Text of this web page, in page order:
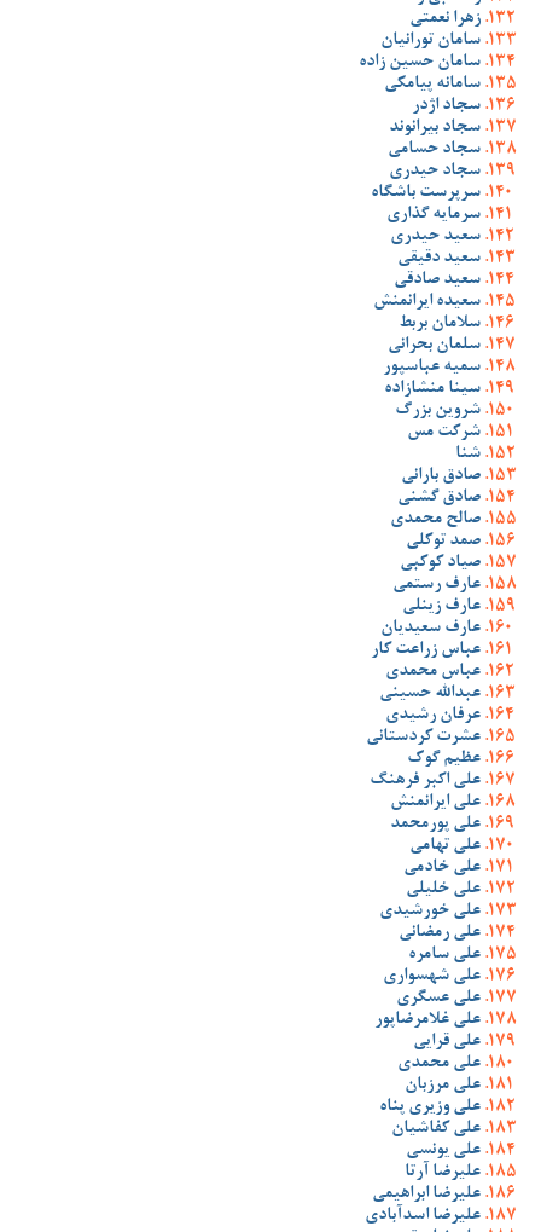
زهرا نعمتی
سامان تورانیان
سامان حسین زاده
سامانه پیامکی
سجاد اژدر
سجاد بیرانوند
سجاد حسامی
سجاد حیدری
سرپرست باشگاه
سرمایه گذاری
سعید حیدری
سعید دقیقی
سعید صادقی
سعیده ایرانمنش
سلامان بربط
سلمان بحرانی
سمیه عباسپور
سینا منشازاده
شروین بزرگ
شرکت مس
شنا
صادق بارانی
صادق گشنی
صالح محمدی
صمد توکلی
صیاد کوکبی
عارف رستمی
عارف زینلی
عارف سعیدیان
عباس زراعت کار
عباس محمدی
عبدالله حسینی
عرفان رشیدی
عشرت کردستانی
عظیم گوک
علی اکبر فرهنگ
علی ایرانمنش
علی پورمحمد
علی تهامی
علی خادمی
علی خلیلی
علی خورشیدی
علی رمضانی
علی سامره
علی شهسواری
علی عسگری
علی غلامرضاپور
علی قرایی
علی محمدی
علی مرزبان
علی وزیری پناه
علی کفاشیان
علی یونسی
علیرضا آرتا
علیرضا ابراهیمی
علیرضا اسدآبادی